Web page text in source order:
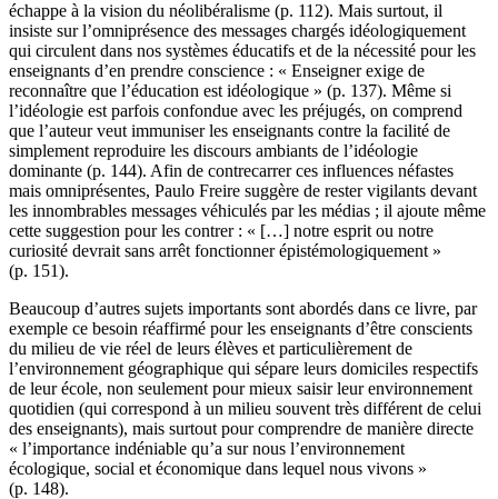
échappe à la vision du néolibéralisme (p. 112). Mais surtout, il
insiste sur l’omniprésence des messages chargés idéologiquement
qui circulent dans nos systèmes éducatifs et de la nécessité pour les
enseignants d’en prendre conscience : « Enseigner exige de
reconnaître que l’éducation est idéologique » (p. 137). Même si
l’idéologie est parfois confondue avec les préjugés, on comprend
que l’auteur veut immuniser les enseignants contre la facilité de
simplement reproduire les discours ambiants de l’idéologie
dominante (p. 144). Afin de contrecarrer ces influences néfastes
mais omniprésentes, Paulo Freire suggère de rester vigilants devant
les innombrables messages véhiculés par les médias ; il ajoute même
cette suggestion pour les contrer : « […] notre esprit ou notre
curiosité devrait sans arrêt fonctionner épistémologiquement »
(p. 151).
Beaucoup d’autres sujets importants sont abordés dans ce livre, par
exemple ce besoin réaffirmé pour les enseignants d’être conscients
du milieu de vie réel de leurs élèves et particulièrement de
l’environnement géographique qui sépare leurs domiciles respectifs
de leur école, non seulement pour mieux saisir leur environnement
quotidien (qui correspond à un milieu souvent très différent de celui
des enseignants), mais surtout pour comprendre de manière directe
« l’importance indéniable qu’a sur nous l’environnement
écologique, social et économique dans lequel nous vivons »
(p. 148).